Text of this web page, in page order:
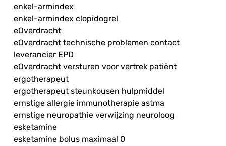
enkel-armindex
enkel-armindex clopidogrel
eOverdracht
eOverdracht technische problemen contact
leverancier EPD
eOverdracht versturen voor vertrek patiënt
ergotherapeut
ergotherapeut steunkousen hulpmiddel
ernstige allergie immunotherapie astma
ernstige neuropathie verwijzing neuroloog
esketamine
esketamine bolus maximaal 0